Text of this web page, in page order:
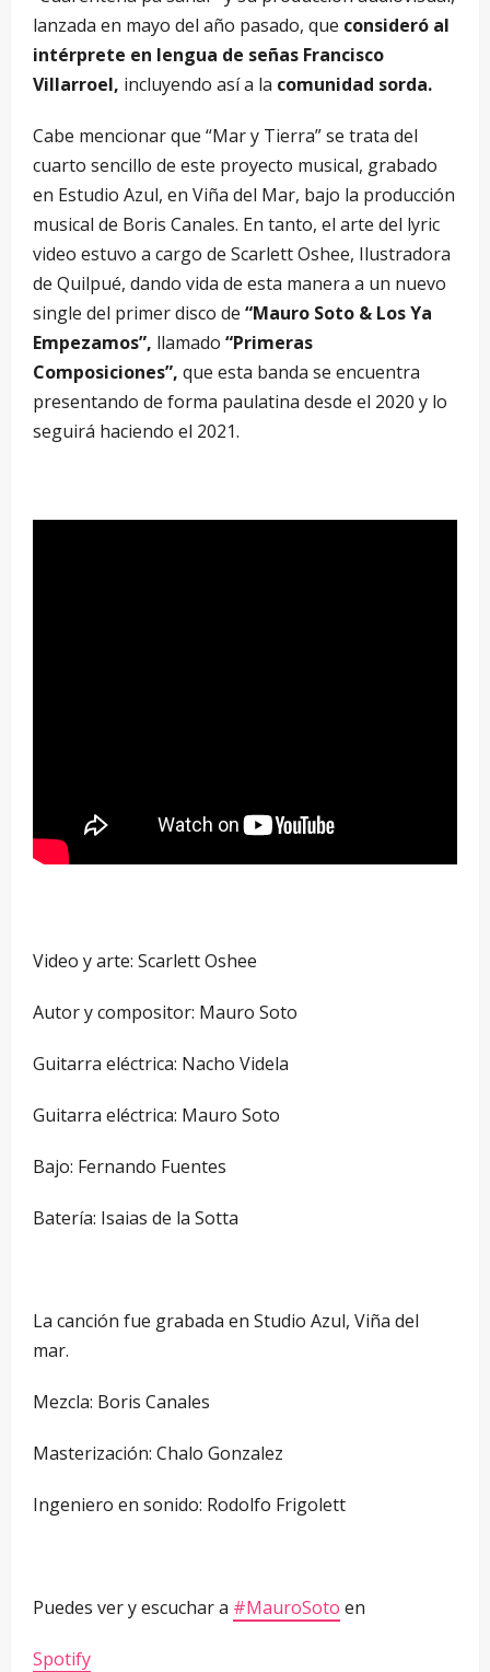
lanzada en mayo del año pasado, que consideró al
intérprete en lengua de señas Francisco
Villarroel, incluyendo así a la comunidad sorda.
Cabe mencionar que “Mar y Tierra” se trata del
cuarto sencillo de este proyecto musical, grabado
en Estudio Azul, en Viña del Mar, bajo la producción
musical de Boris Canales. En tanto, el arte del lyric
video estuvo a cargo de Scarlett Oshee, Ilustradora
de Quilpué, dando vida de esta manera a un nuevo
single del primer disco de “Mauro Soto & Los Ya
Empezamos”, llamado “Primeras
Composiciones”, que esta banda se encuentra
presentando de forma paulatina desde el 2020 y lo
seguirá haciendo el 2021.
Video y arte: Scarlett Oshee
Autor y compositor: Mauro Soto
Guitarra eléctrica: Nacho Videla
Guitarra eléctrica: Mauro Soto
Bajo: Fernando Fuentes
Batería: Isaias de la Sotta
La canción fue grabada en Studio Azul, Viña del
mar.
Mezcla: Boris Canales
Masterización: Chalo Gonzalez
Ingeniero en sonido: Rodolfo Frigolett
Puedes ver y escuchar a #MauroSoto en
Spotify